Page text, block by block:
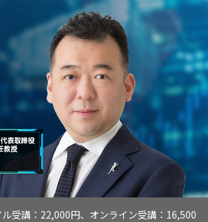
受講：22,000円、オンライン受講：16,500